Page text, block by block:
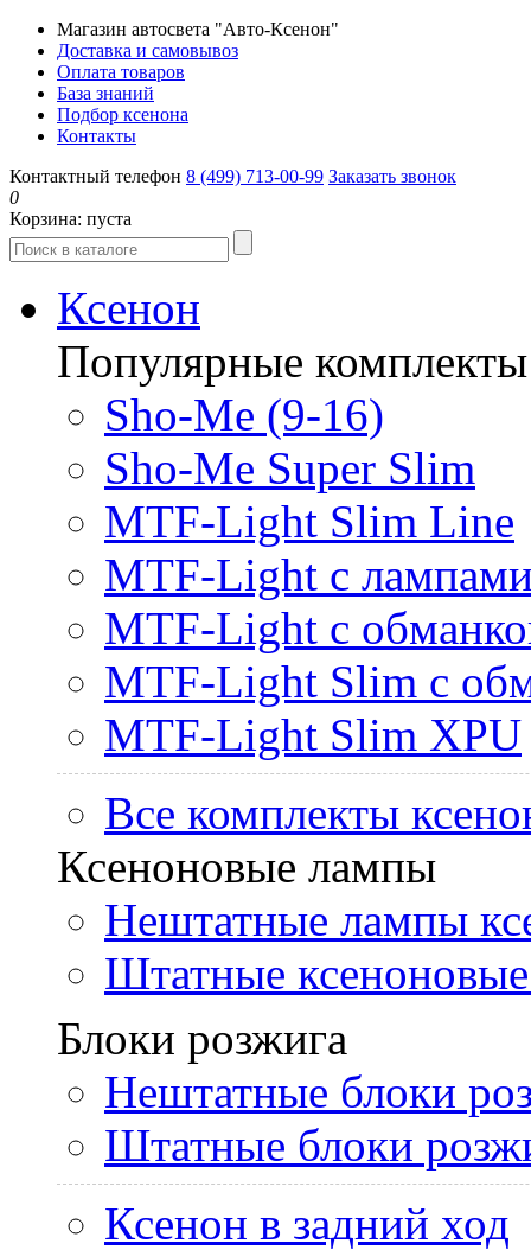
Магазин автосвета "Авто-Ксенон"
Доставка и самовывоз
Оплата товаров
База знаний
Подбор ксенона
Контакты
Контактный телефон 8 (499) 713-00-99 Заказать звонок
0
Корзина: пуста
Ксенон
Популярные комплекты
Sho-Me (9-16)
Sho-Me Super Slim
MTF-Light Slim Line
MTF-Light с
MTF-Light с
MTF-Light Slim с
MTF-Light Slim XPU
Все комплекты
Ксеноновые лампы
Нештатные лампы
Штатные
Блоки розжига
Нештатные блоки
Штатные блоки
Ксенон в задний ход